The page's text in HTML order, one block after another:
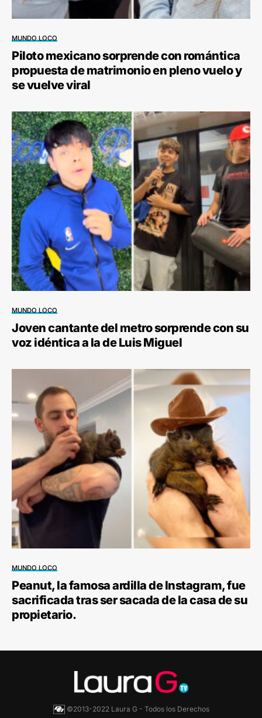
MUNDO LOCO
Piloto mexicano sorprende con romántica
propuesta de matrimonio en pleno vuelo y
se vuelve viral
MUNDO LOCO
Joven cantante del metro sorprende con su
voz idéntica a la de Luis Miguel
MUNDO LOCO
Peanut, la famosa ardilla de Instagram, fue
sacrificada tras ser sacada de la casa de su
propietario.
©2013-2022 Laura G - Todos los Derechos